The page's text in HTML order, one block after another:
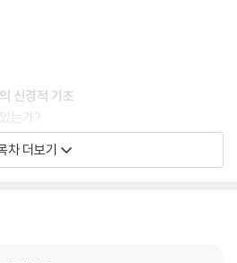
신경적 기초
는가?
신 _자기 치유와 자기 파괴
차 더보기